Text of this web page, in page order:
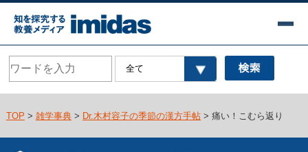
TOP > 雑学事典> Dr.木村容子の季節の漢方手帖> 痛い！こむら返り